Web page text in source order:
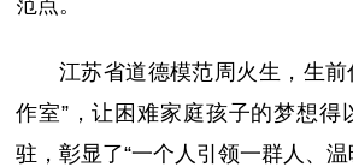
范点。
江苏省道德模范周火生，生
作室”，让困难家庭孩子的梦想
驻，彰显了“一个人引领一群人、